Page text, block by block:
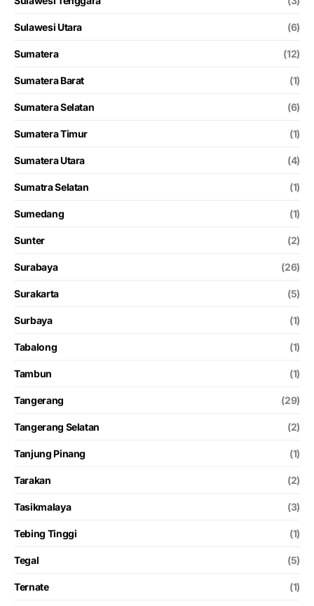
Sulawesi Utara (6)
Sumatera (12)
Sumatera Barat (1)
Sumatera Selatan (6)
Sumatera Timur (1)
Sumatera Utara (4)
Sumatra Selatan (1)
Sumedang (1)
Sunter (2)
Surabaya (26)
Surakarta (5)
Surbaya (1)
Tabalong (1)
Tambun (1)
Tangerang (29)
Tangerang Selatan (2)
Tanjung Pinang (1)
Tarakan (2)
Tasikmalaya (3)
Tebing Tinggi (1)
Tegal (5)
Ternate (1)